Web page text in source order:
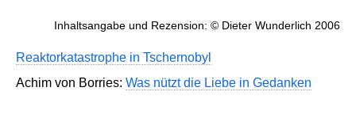
Inhaltsangabe und Rezension: © Dieter Wunderlich 2006
Reaktorkatastrophe in Tschernobyl
Achim von Borries: Was nützt die Liebe in Gedanken